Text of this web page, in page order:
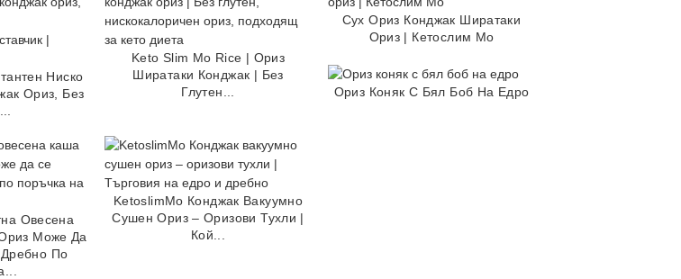
Ниско
Ориз, Без
Keto Slim Mo Rice | Ориз
Ширатаки Конджак | Без
Глутен...
Сух Ориз Конджак Ширатаки
Ориз | Кетослим Мо
Ориз Коняк С Бял Боб На Едро
Овесена
Може Да
По
KetoslimMo Конджак Вакуумно
Сушен Ориз – Оризови Тухли |
Кой...